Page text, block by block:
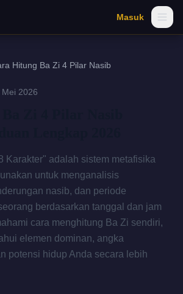
Masuk
Hitung Ba Zi 4 Pilar Nasib
Mei 2026
Karakter" adalah sistem metafisika
untuk menganalisis
nasib, dan periode
berdasarkan tanggal dan jam
cara menghitung Ba Zi sendiri,
elemen dominan, angka
potensi hidup Anda secara lebih